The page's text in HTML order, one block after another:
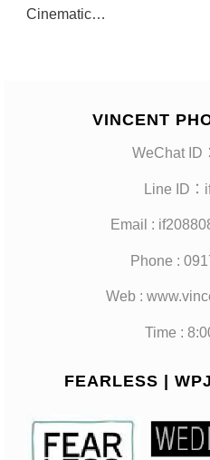
Cinematic…
VINCENT
WeChat ID
Line ID：
Email :
Phone :
Web :
Time :
FEARLESS |